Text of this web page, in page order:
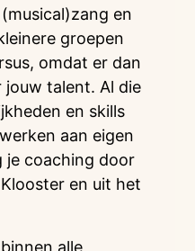
en
groepen
omdat er dan
jouw talent. Al die
en skills
aan eigen
je coaching door
en uit het
alle